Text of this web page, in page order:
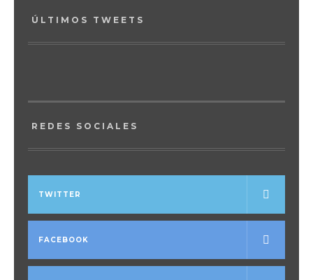
ÚLTIMOS TWEETS
REDES SOCIALES
TWITTER
FACEBOOK